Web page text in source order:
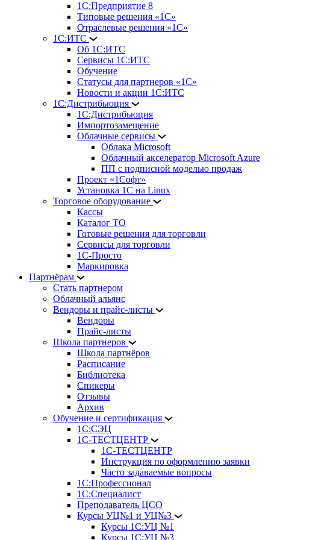
1С:Предприятие 8
Типовые решения «1С»
Отраслевые решения «1С»
1С:ИТС
Об 1С:ИТС
Сервисы 1С:ИТС
Обучение
Статусы для партнеров «1С»
Новости и акции 1С:ИТС
1С:Дистрибьюция
1С:Дистрибьюция
Импортозамещение
Облачные сервисы
Облака Microsoft
Облачный акселератор Microsoft Azure
ПП с подписной моделью продаж
Проект «1Софт»
Установка 1С на Linux
Торговое оборудование
Кассы
Каталог ТО
Готовые решения для торговли
Сервисы для торговли
1С-Просто
Маркировка
Партнёрам
Стать партнером
Облачный альянс
Вендоры и прайс-листы
Вендоры
Прайс-листы
Школа партнеров
Школа партнёров
Расписание
Библиотека
Спикеры
Отзывы
Архив
Обучение и сертификация
1С:СЭЦ
1С-ТЕСТЦЕНТР
1С-ТЕСТЦЕНТР
Инструкция по оформлению заявки
Часто задаваемые вопросы
1С:Профессионал
1С:Специалист
Преподаватель ЦСО
Курсы УЦ№1 и УЦ№3
Курсы 1С:УЦ №1
Курсы 1С:УЦ №3